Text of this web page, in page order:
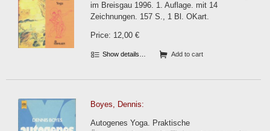
Withdrawal
Privacy Policy
Imprint
im Breisgau 1996. 1. Auflage. mit 14
Zeichnungen. 157 S., 1 Bl. OKart.
Price: 12,00 €
Show details… Add to cart
Boyes, Dennis:
Autogenes Yoga. Praktische